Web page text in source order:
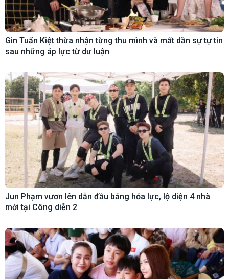
Gin Tuấn Kiệt thừa nhận từng thu mình và mất dần sự tự tin
sau những áp lực từ dư luận
Jun Phạm vươn lên dẫn đầu bảng hỏa lực, lộ diện 4 nhà
mới tại Công diễn 2